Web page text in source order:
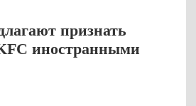
признать
иностранными